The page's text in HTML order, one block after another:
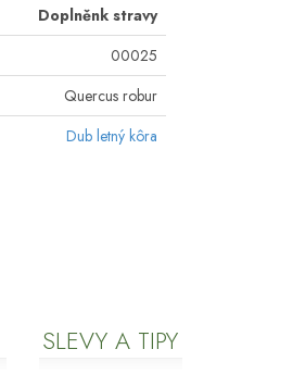
Doplněnk stravy
00025
Quercus robur
Dub letný kôra
SLEVY A TIPY